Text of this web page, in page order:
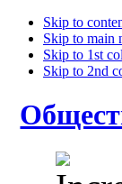
Skip to
Skip to main
Skip to 1st
Skip to 2nd